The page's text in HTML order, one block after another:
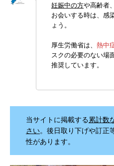
妊娠中の方や高齢者
お会いする時は、感
ょう。
厚生労働省は、 熱中
スクの必要のない場
推奨しています。
当サイトに掲載する累計数
さい。後日取り下げや訂正
性があります。